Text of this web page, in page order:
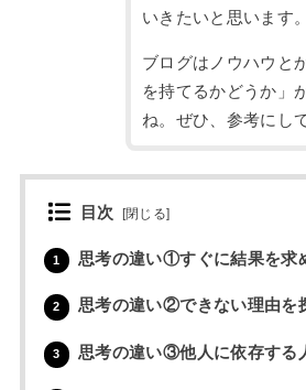
いきたいと思います。
ブログはノウハウと
を持てるかどうか」
ね。ぜひ、参考にし
目次 [閉じる]
1 思考の違い①すぐに結果を求
2 思考の違い②できない理由を
3 思考の違い③他人に依存する